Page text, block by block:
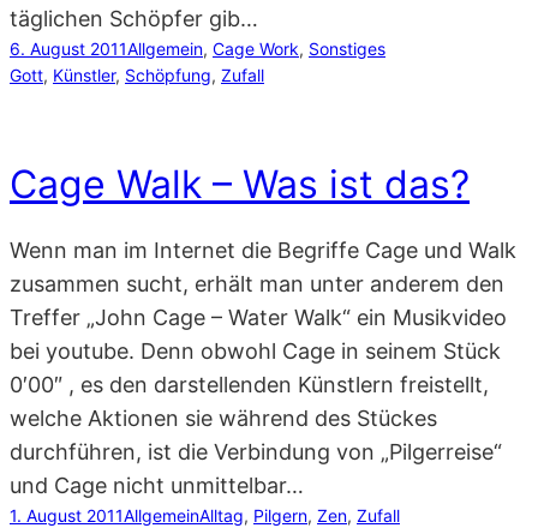
täglichen Schöpfer gib…
6. August 2011Allgemein, Cage Work, Sonstiges
Gott, Künstler, Schöpfung, Zufall
Cage Walk – Was ist das?
Wenn man im Internet die Begriffe Cage und Walk
zusammen sucht, erhält man unter anderem den
Treffer „John Cage – Water Walk“ ein Musikvideo
bei youtube. Denn obwohl Cage in seinem Stück
0′00″ , es den darstellenden Künstlern freistellt,
welche Aktionen sie während des Stückes
durchführen, ist die Verbindung von „Pilgerreise“
und Cage nicht unmittelbar…
1. August 2011AllgemeinAlltag, Pilgern, Zen, Zufall